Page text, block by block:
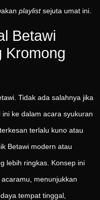
playlistsejuta umat ini.
Betawi
Kromong
Tidak ada salahnya jika
ke dalam acara syukuran
terlalu kuno atau
Betawi modern atau
lebih ringkas. Konsep ini
menunjukkan
tempat tinggal,